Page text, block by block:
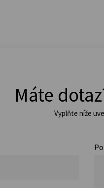
Máte
Vyplňte níže